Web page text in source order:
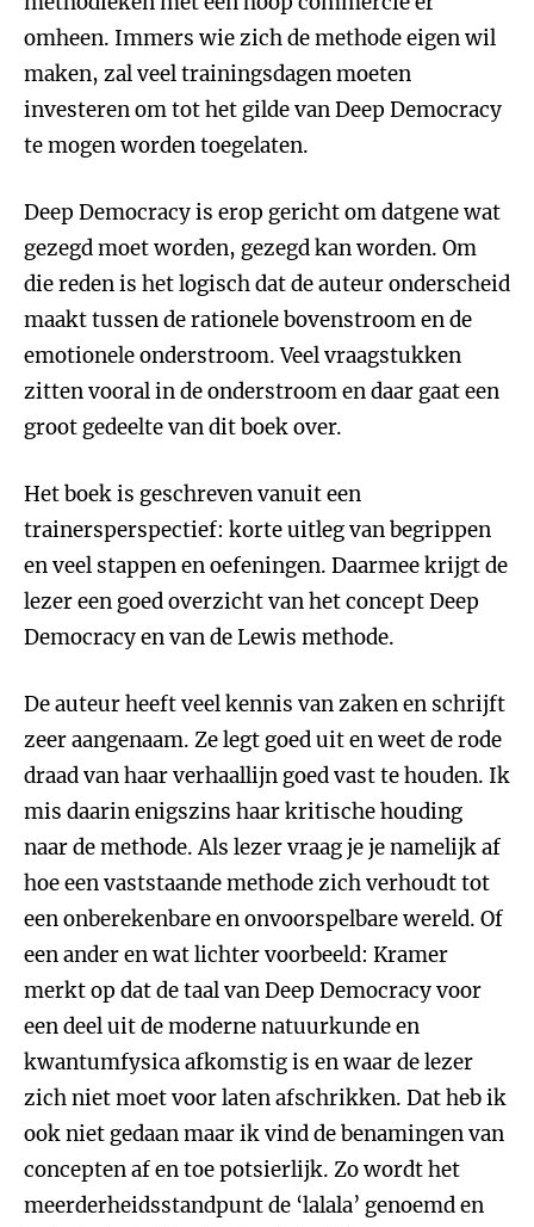
omheen. Immers wie zich de methode eigen wil
maken, zal veel trainingsdagen moeten
investeren om tot het gilde van Deep Democracy
te mogen worden toegelaten.
Deep Democracy is erop gericht om datgene wat
gezegd moet worden, gezegd kan worden. Om
die reden is het logisch dat de auteur onderscheid
maakt tussen de rationele bovenstroom en de
emotionele onderstroom. Veel vraagstukken
zitten vooral in de onderstroom en daar gaat een
groot gedeelte van dit boek over.
Het boek is geschreven vanuit een
trainersperspectief: korte uitleg van begrippen
en veel stappen en oefeningen. Daarmee krijgt de
lezer een goed overzicht van het concept Deep
Democracy en van de Lewis methode.
De auteur heeft veel kennis van zaken en schrijft
zeer aangenaam. Ze legt goed uit en weet de rode
draad van haar verhaallijn goed vast te houden. Ik
mis daarin enigszins haar kritische houding
naar de methode. Als lezer vraag je je namelijk af
hoe een vaststaande methode zich verhoudt tot
een onberekenbare en onvoorspelbare wereld. Of
een ander en wat lichter voorbeeld: Kramer
merkt op dat de taal van Deep Democracy voor
een deel uit de moderne natuurkunde en
kwantumfysica afkomstig is en waar de lezer
zich niet moet voor laten afschrikken. Dat heb ik
ook niet gedaan maar ik vind de benamingen van
concepten af en toe potsierlijk. Zo wordt het
meerderheidsstandpunt de ‘lalala’ genoemd en